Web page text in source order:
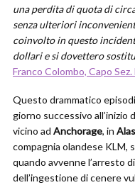
una perdita di quota di
senza ulteriori
coinvolto in questo
dollari e si dovettero
Franco Colombo, Capo
Questo drammatico
giorno successivo all’inizio
vicino ad Anchorage, in
compagnia olandese KLM,
quando avvenne l’arresto
dell’ingestione di cenere